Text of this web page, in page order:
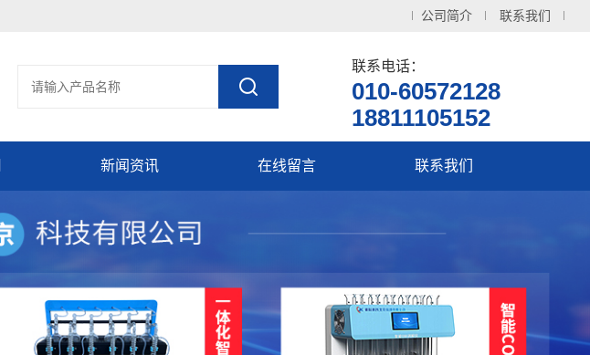
公司简介 联系我们
联系电话：
010-60572128
18811105152
新闻资讯 在线留言 联系我们